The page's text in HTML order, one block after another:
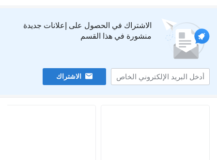
الاشتراك في الحصول على إعلانات جديدة
منشورة في هذا القسم
الاشتراك